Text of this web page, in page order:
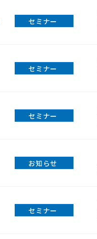
セミナー
セミナー
セミナー
お知らせ
セミナー